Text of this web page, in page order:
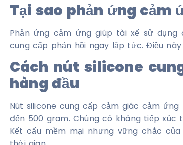
Tại sao phản ứng cảm
Phản ứng cảm ứng giúp tài xế sử dụng
cung cấp phản hồi ngay lập tức. Điều
Cách nút silicone
hàng đầu
Nút silicone cung cấp cảm giác cảm
đến 500 gram. Chúng có kháng tiếp xúc
Kết cấu mềm mại nhưng vững chắc